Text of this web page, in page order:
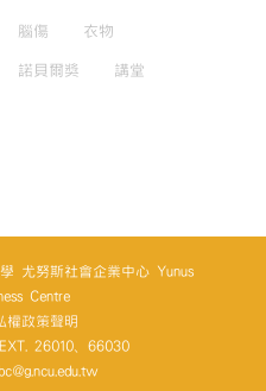
腦傷 衣物
諾貝爾獎 講堂
尤努斯社會企業中心 Yunus
Centre
權政策聲明
26010、66030